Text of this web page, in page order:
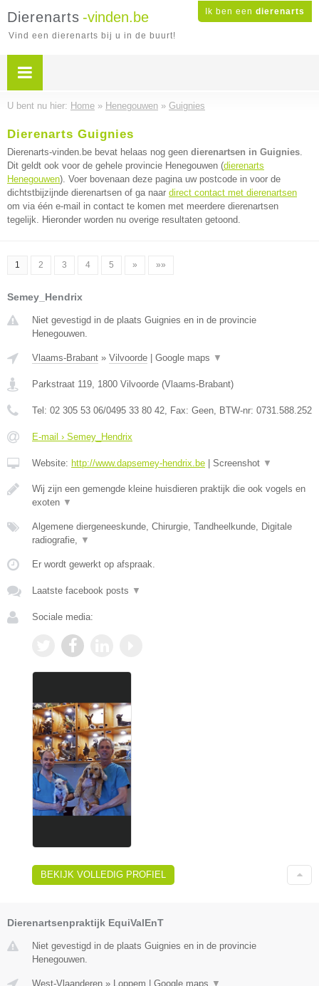
Ik ben een dierenarts
Dierenarts -vinden.be
Vind een dierenarts bij u in de buurt!
U bent nu hier: Home » Henegouwen » Guignies
Dierenarts Guignies
Dierenarts-vinden.be bevat helaas nog geen dierenartsen in Guignies.
Dit geldt ook voor de gehele provincie Henegouwen (dierenarts
Henegouwen). Voer bovenaan deze pagina uw postcode in voor de
dichtstbijzijnde dierenartsen of ga naar direct contact met dierenartsen
om via één e-mail in contact te komen met meerdere dierenartsen
tegelijk. Hieronder worden nu overige resultaten getoond.
1 2 3 4 5 » »»
Semey_Hendrix
Niet gevestigd in de plaats Guignies en in de provincie
Henegouwen.
Vlaams-Brabant » Vilvoorde Google maps ▼
Parkstraat 119, 1800 Vilvoorde (Vlaams-Brabant)
Tel: 02 305 53 06/0495 33 80 42, Fax: Geen, BTW-nr: 0731.588.252
E-mail › Semey_Hendrix
Website: http://www.dapsemey-hendrix.be Screenshot ▼
Wij zijn een gemengde kleine huisdieren praktijk die ook vogels en
exoten ▼
Algemene diergeneeskunde, Chirurgie, Tandheelkunde, Digitale
radiografie, ▼
Er wordt gewerkt op afspraak.
Laatste facebook posts ▼
Sociale media:
BEKIJK VOLLEDIG PROFIEL
Dierenartsenpraktijk EquiValEnT
Niet gevestigd in de plaats Guignies en in de provincie
Henegouwen.
West-Vlaanderen » Loppem Google maps ▼